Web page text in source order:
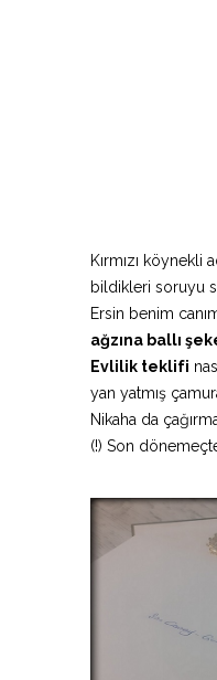
Kırmızı
bildikleri soruyu
Ersin benim
ağzına ballı
Evlilik teklifi
yan yatmış
Nikaha da
(!) Son